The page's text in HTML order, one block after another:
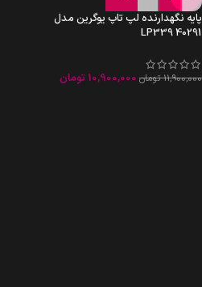
پایه نگهدارنده لپ تاپ یوگرین مدل
LP339 40291
11,900,000 تومان 10,900,000 تومان